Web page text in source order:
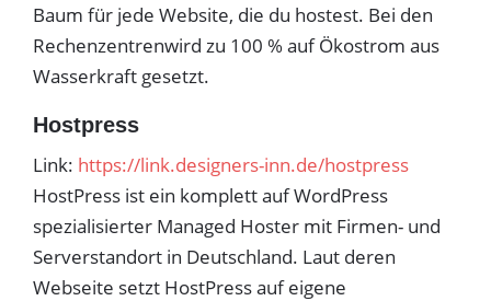
Baum für jede Website, die du hostest. Bei den
Rechenzentrenwird zu 100 % auf Ökostrom aus
Wasserkraft gesetzt.
Hostpress
Link: https://link.designers-inn.de/hostpress
HostPress ist ein komplett auf WordPress
spezialisierter Managed Hoster mit Firmen- und
Serverstandort in Deutschland. Laut deren
Webseite setzt HostPress auf eigene